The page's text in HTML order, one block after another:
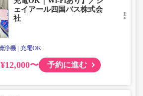
ェイアール四国バス株式会
社
浄機 充電OK
¥12,000〜 予約に進む